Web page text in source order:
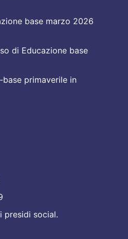
base marzo 2026
di Educazione base
primaverile in
presidi social.